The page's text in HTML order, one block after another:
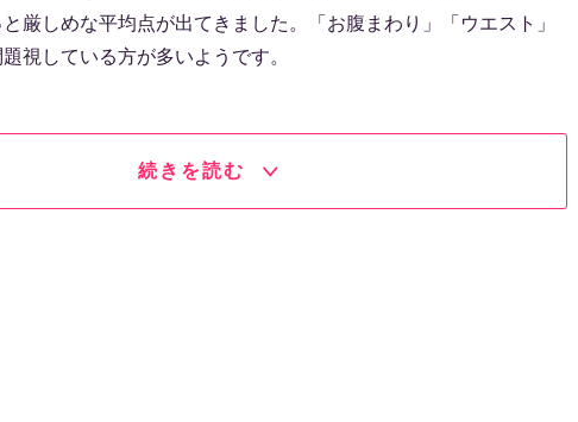
厳しめな平均点が出てきました。「お腹まわり」「ウエスト」
視している方が多いようです。
続きを読む